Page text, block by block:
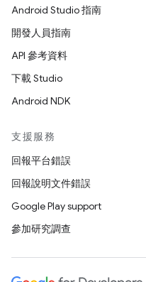
Android Studio 指南
開發人員指南
API 參考資料
下載 Studio
Android NDK
支援服務
回報平台錯誤
回報說明文件錯誤
Google Play support
參加研究調查